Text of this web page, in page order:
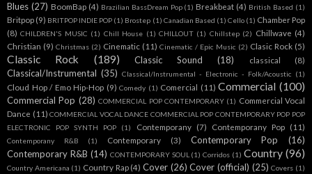
Blues (27) BoomBap (4) Brazilian BassDream Pop (1) Breakbeat (4) British Based (1)
Britpop (9) BRITPOP INDIE POP (1) Brostep (1) Canadian Based (1) Cello (1) Chamber Pop
(8) CHILDREN'S MUSIC (1) Chill House (1) CHILLOUT (1) Chillstep (2) Chillwave (4)
Christian (9) Christmas (2) Cinematic (11) Cinematic / Epic Music (2) Clasic Rock (5)
Classic Rock (189) Classic Sound (18) classical (8)
Classical/Instrumental (35) Classical/Instrumental - Electronic - Folk/Acoustic (1)
Cloud Hop / Emo Hip-Hop (9) Comedy (1) Comercial (11) Commercial (100)
Commercial Pop (28) COMMERCIAL POP CONTEMPORARY (1) Commercial Vocal
Dance (11) COMMERCIAL VOCAL DANCE COMMERCIAL POP CONTEMPORARY POP POP
ELECTRONIC POP SYNTH POP
(1) Contemporany (7) Contemporany Pop (11)
Contemporany R&B (1) Contemporary (3) Contemporary Pop
(16)
Contemporary R&B (14) CONTEMPORARY SOUL (1) Corridos (1) Country (96)
Country Americana (1) Country Rap (4) Cover (26) Cover (official) (25) Covers (1)